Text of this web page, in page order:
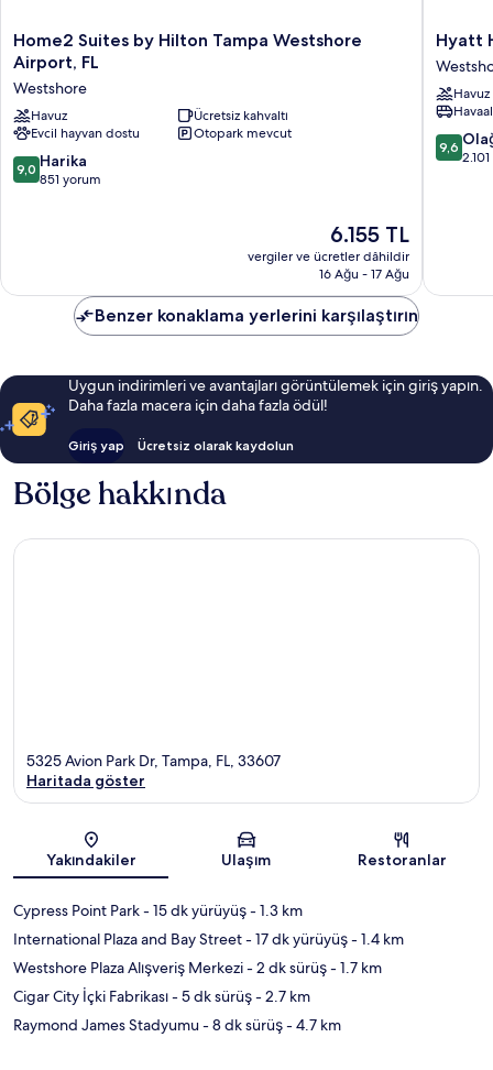
Home2
Suites
Hilton
Tampa
Westshore
Airport,
FL
Home2 Suites by Hilton Tampa Westshore
Airport, FL
Westshore
Havuz
Ücretsiz kahvaltı
Evcil hayvan dostu
Otopark mevcut
10
üzerinden
9,0 Harika
851 yorum
Güncel
fiyat:
6.155 TL
6.155 TL
vergiler ve ücretler dâhildir
16 Ağu - 17 Ağu
Hyatt
House
Tampa
Airport
Hyatt
Havuz
10
9,6
Benzer konaklama yerlerini karşılaştırın
Uygun indirimleri ve avantajları görüntülemek için giriş yapın.
Daha fazla macera için daha fazla ödül!
Giriş yap Ücretsiz olarak kaydolun
Bölge hakkında
Harita
5325 Avion Park Dr, Tampa, FL, 33607
Haritada göster
Yakındakiler Ulaşım Restoranlar
Cypress Point Park- 15 dk yürüyüş- 1.3 km
International Plaza and Bay Street- 17 dk yürüyüş- 1.4 km
Westshore Plaza Alışveriş Merkezi- 2 dk sürüş- 1.7 km
Cigar City İçki Fabrikası- 5 dk sürüş- 2.7 km
Raymond James Stadyumu- 8 dk sürüş- 4.7 km